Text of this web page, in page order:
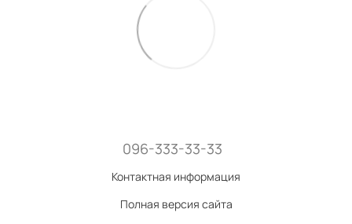
096-333-33-33
Контактная информация
Полная версия сайта